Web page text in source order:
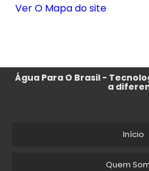
Ver O Mapa do site
Água Para O Brasil -
a
Início
Quem